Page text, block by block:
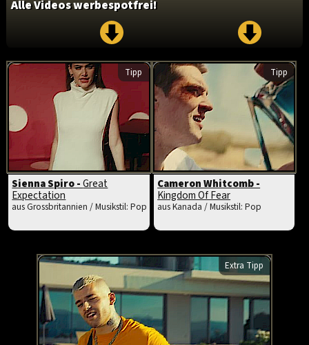
Alle Videos werbespotfrei!
Tipp
Sienna Spiro -Great
Expectation
aus Grossbritannien / Musikstil: Pop
Tipp
Cameron Whitcomb -
Kingdom Of Fear
aus Kanada / Musikstil: Pop
Extra Tipp